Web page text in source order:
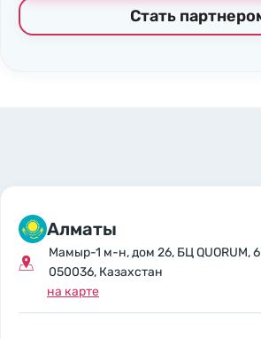
Стать
Алматы
Мамыр-1 м-н, дом 26, БЦ QUORUM,
050036, Казахстан
на карте